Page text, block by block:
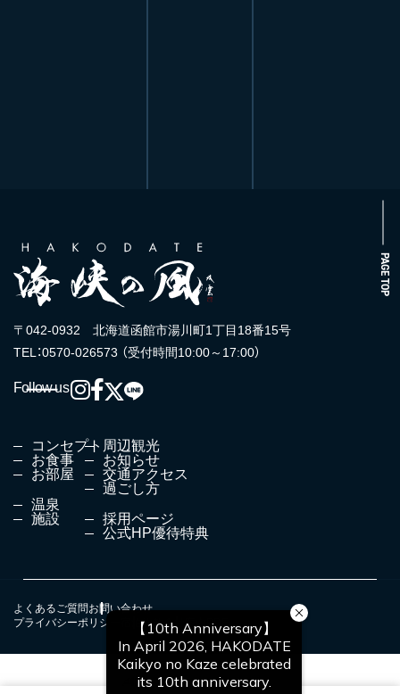
PAGE TOP
〒042-0932 北海道函館市湯川町1丁目18番15号
TEL：0570-026573 （受付時間10:00～17:00）
Follow us
コンセプト
お食事
お部屋
温泉
施設
周辺観光
お知らせ
交通アクセス
過ごし方
採用ページ
公式HP優待特典
よくあるご質問お問い合わせ
プライバシーポリシー
宿泊約款会社案内PDF